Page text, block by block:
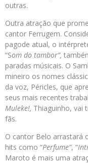
outras.
Outra atração que
cantor Ferrugem.
pagode atual, o
“Som do tambor”,
paradas músicais. O
mineiro os nomes
da voz, Péricles, que
seus mais recentes
Muleke!, Thiaguinho, vai
fãs.
O cantor Belo arrastará
hits como “Perfume”, “
Maroto é mais uma